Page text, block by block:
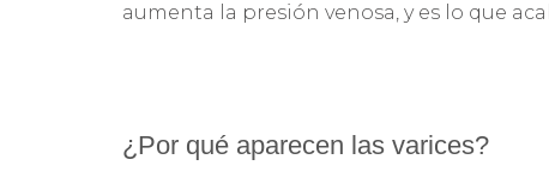
aumenta la presión venosa, y es lo que
¿Por qué aparecen las varices?